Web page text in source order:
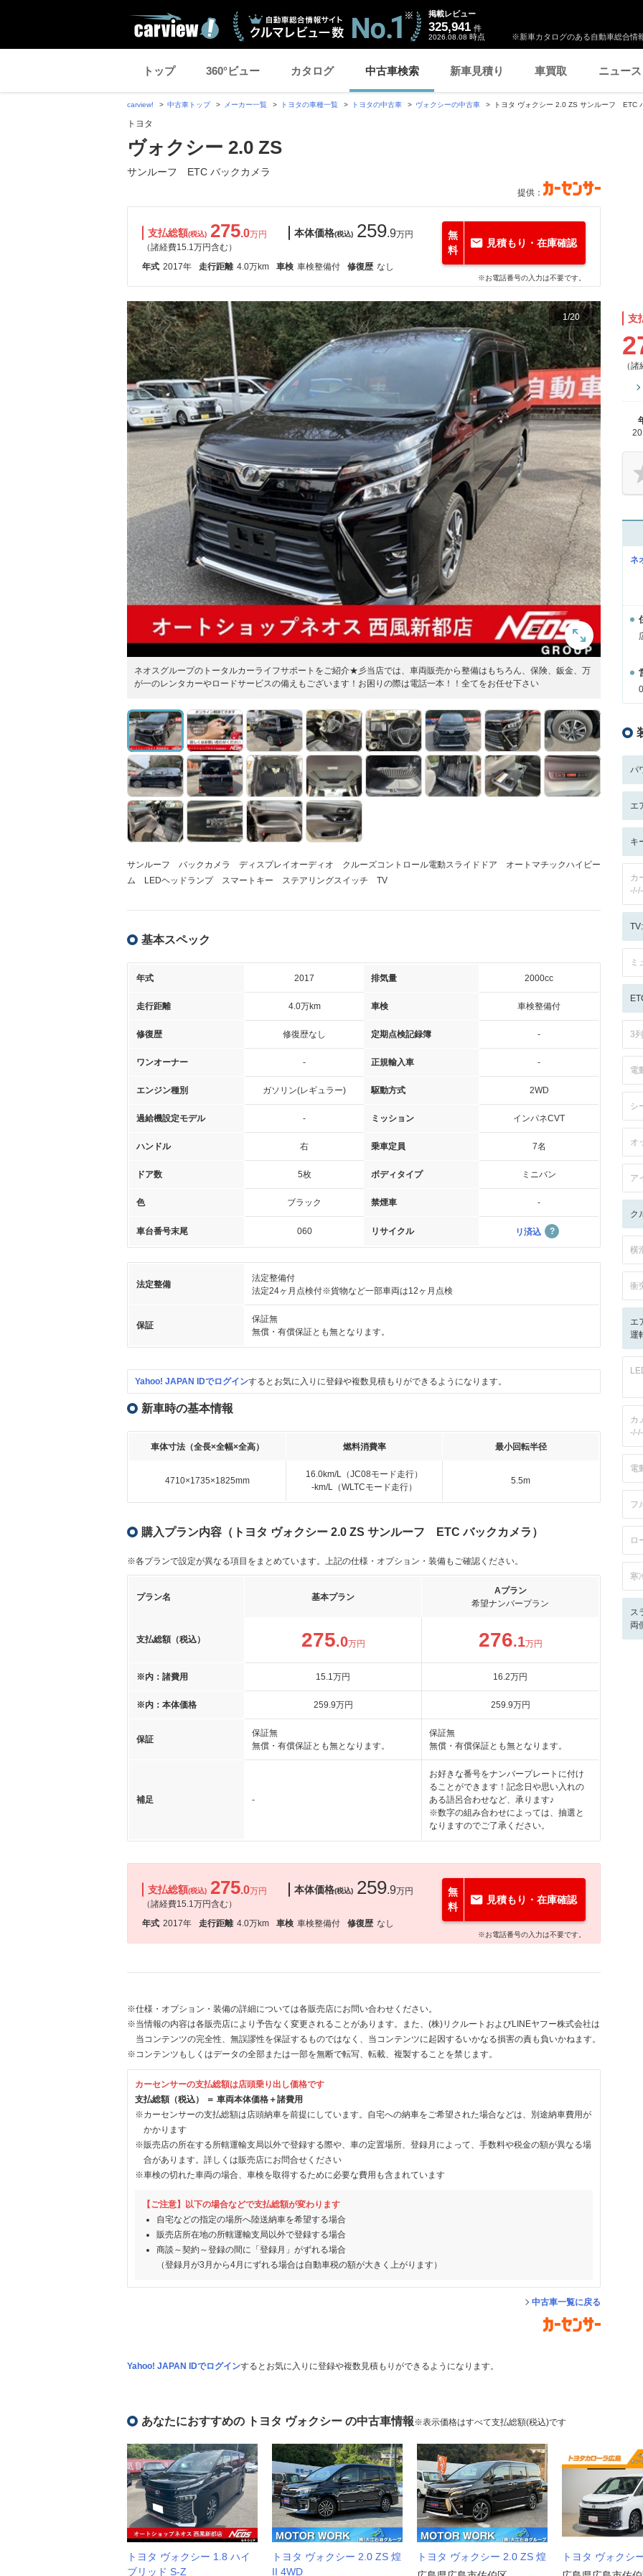
※新車カタログのある自動車総合情
掲載レビュー
325,941 件
2026.08.08 時点
トップ 360°ビュー カタログ 中古車検索 新車見積り 車買取 ニュース
carview! 中古車トップ メーカー一覧 トヨタの車種一覧 トヨタの中古車 ヴォクシーの中古車 トヨタ ヴォクシー 2.0 ZS サンルーフ ETC
トヨタ
ヴォクシー 2.0 ZS
サンルーフ ETC バックカメラ
提供：
支払総額(税込) 275.0万円
（諸経費15.1万円含む）
本体価格(税込) 259.9万円
年式 2017年 走行距離 4.0万km 車検 車検整備付 修復歴 なし
無
料
見積もり・在庫確認
※お電話番号の入力は不要です。
1/20
ネオスグループのトータルカーライフサポートをご紹介★彡当店では、車両販売から整備はもちろん、保険、鈑金、万
が一のレンタカーやロードサービスの備えもございます！お困りの際は電話一本！！全てをお任せ下さい
サンルーフ バックカメラ ディスプレイオーディオ クルーズコントロール電動スライドドア オートマチックハイビー
ム LEDヘッドランプ スマートキー ステアリングスイッチ TV
基本スペック
年式 2017 排気量 2000cc
走行距離 4.0万km 車検 車検整備付
修復歴 修復歴なし 定期点検記録簿 -
ワンオーナー - 正規輸入車 -
エンジン種別 ガソリン(レギュラー) 駆動方式 2WD
過給機設定モデル - ミッション インパネCVT
ハンドル 右 乗車定員 7名
ドア数 5枚 ボディタイプ ミニバン
色 ブラック 禁煙車 -
車台番号末尾 060 リサイクル リ済込
法定整備
法定整備付
法定24ヶ月点検付※貨物など一部車両は12ヶ月点検
保証
保証無
無償・有償保証とも無となります。
Yahoo! JAPAN IDでログインするとお気に入りに登録や複数見積もりができるようになります。
新車時の基本情報
車体寸法（全長×全幅×全高） 燃料消費率 最小回転半径
4710×1735×1825mm
16.0km/L（JC08モード走行）
-km/L（WLTCモード走行）
5.5m
購入プラン内容（トヨタ ヴォクシー 2.0 ZS サンルーフ ETC バックカメラ）
※各プランで設定が異なる項目をまとめています。上記の仕様・オプション・装備もご確認ください。
プラン名 基本プラン
Aプラン
希望ナンバープラン
支払総額（税込） 275.0万円 276.1万円
※内：諸費用 15.1万円 16.2万円
※内：本体価格 259.9万円 259.9万円
保証
保証無
無償・有償保証とも無となります。
保証無
無償・有償保証とも無となります。
補足 -
お好きな番号をナンバープレートに付け
ることができます！記念日や思い入れの
ある語呂合わせなど、承ります♪
※数字の組み合わせによっては、抽選と
なりますのでご了承ください。
支払総額(税込) 275.0万円
（諸経費15.1万円含む）
本体価格(税込) 259.9万円
年式 2017年 走行距離 4.0万km 車検 車検整備付 修復歴 なし
無
料
見積もり・在庫確認
※お電話番号の入力は不要です。
※仕様・オプション・装備の詳細については各販売店にお問い合わせください。
※当情報の内容は各販売店により予告なく変更されることがあります。また、(株)リクルートおよびLINEヤフー株式会社は
当コンテンツの完全性、無誤謬性を保証するものではなく、当コンテンツに起因するいかなる損害の責も負いかねます。
※コンテンツもしくはデータの全部または一部を無断で転写、転載、複製することを禁じます。
カーセンサーの支払総額は店頭乗り出し価格です
支払総額（税込） ＝ 車両本体価格＋諸費用
※カーセンサーの支払総額は店頭納車を前提にしています。自宅への納車をご希望された場合などは、別途納車費用が
かかります
※販売店の所在する所轄運輸支局以外で登録する際や、車の定置場所、登録月によって、手数料や税金の額が異なる場
合があります。詳しくは販売店にお問合せください
※車検の切れた車両の場合、車検を取得するために必要な費用も含まれています
【ご注意】以下の場合などで支払総額が変わります
自宅などの指定の場所へ陸送納車を希望する場合
販売店所在地の所轄運輸支局以外で登録する場合
商談～契約～登録の間に「登録月」がずれる場合
（登録月が3月から4月にずれる場合は自動車税の額が大きく上がります）
中古車一覧に戻る
Yahoo! JAPAN IDでログインするとお気に入りに登録や複数見積もりができるようになります。
支
（
ネ
パ
エ
キ
カ
ミ
3
電
シ
オ
ア
ク
横
衝
エ
運
カ
電
フ
ロ
寒
ス
両
あなたにおすすめの トヨタ ヴォクシー の中古車情報※表示価格はすべて支払総額(税込)です
トヨタ ヴォクシー 1.8 ハイ
ブリッド S-Z
トヨタ ヴォクシー 2.0 ZS 煌
II 4WD
トヨタ ヴォクシー 2.0 ZS 煌
トヨタ ヴォクシ